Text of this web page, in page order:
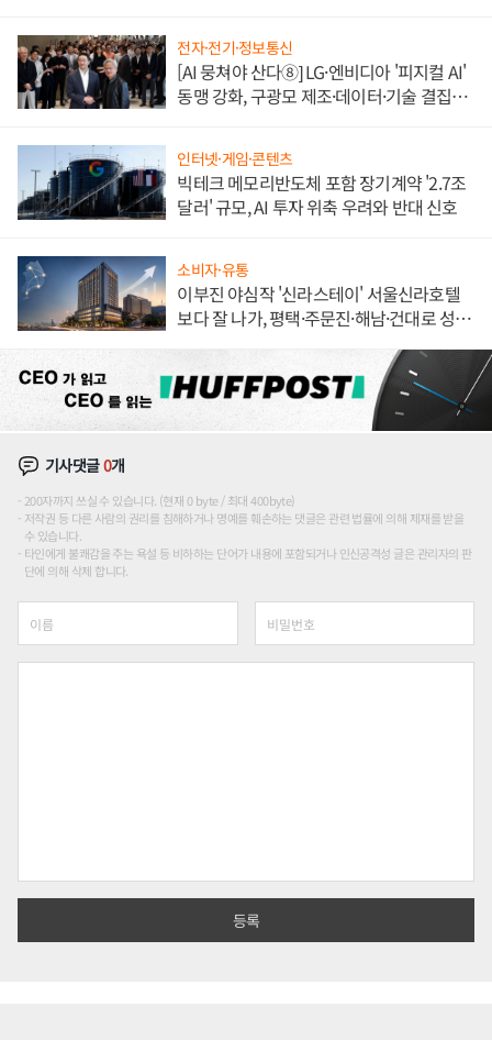
전자·전기·정보통신
[AI 뭉쳐야 산다⑧] LG·엔비디아 '피지컬 AI'
동맹 강화, 구광모 제조·데이터·기술 결집
인터넷·게임·콘텐츠
빅테크 메모리반도체 포함 장기계약 '2.7조
달러' 규모, AI 투자 위축 우려와 반대 신호
소비자·유통
이부진 야심작 '신라스테이' 서울신라호텔
보다 잘 나가, 평택·주문진·해남·건대로 성
기사댓글0개
200자까지 쓰실 수 있습니다. (현재 0 byte / 최대 400byte)
저작권 등 다른 사람의 권리를 침해하거나 명예를 훼손하는 댓글은 관련 법률에 의해 제재를 받을
수 있습니다.
타인에게 불쾌감을 주는 욕설 등 비하하는 단어가 내용에 포함되거나 인신공격성 글은 관리자의 판
단에 의해 삭제 합니다.